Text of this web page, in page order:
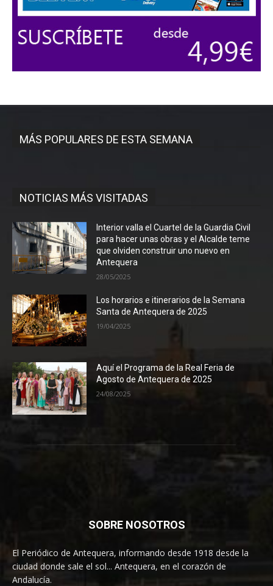
MÁS POPULARES DE ESTA SEMANA
NOTICIAS MÁS VISITADAS
Interior valla el Cuartel de la Guardia Civil
para hacer unas obras y el Alcalde teme
que olviden construir uno nuevo en
Antequera
28/05/2025
Los horarios e itinerarios de la Semana
Santa de Antequera de 2025
19/04/2025
Aquí el Programa de la Real Feria de
Agosto de Antequera de 2025
24/08/2025
SOBRE NOSOTROS
El Periódico de Antequera, informando desde 1918 desde la
ciudad donde sale el sol... Antequera, en el corazón de
Andalucía.